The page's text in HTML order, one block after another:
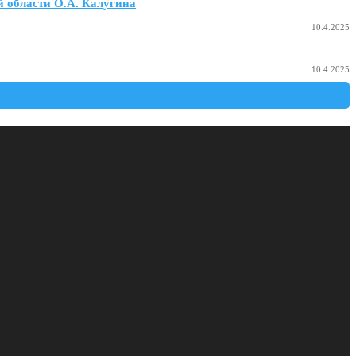
области О.А. Калугина
10.4.2025
10.4.2025